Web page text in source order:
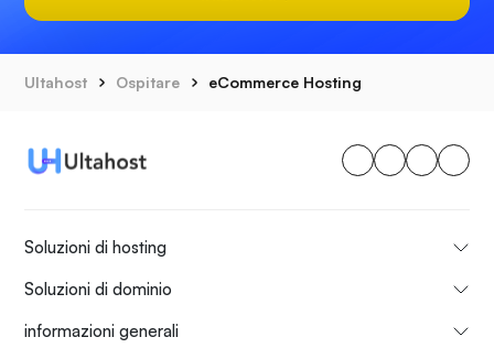
Ultahost Ospitare eCommerce Hosting
Soluzioni di hosting
Soluzioni di dominio
informazioni generali